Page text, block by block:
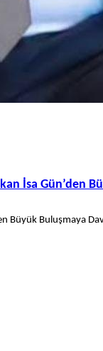
İsa Gün’den
Büyük Buluşmaya